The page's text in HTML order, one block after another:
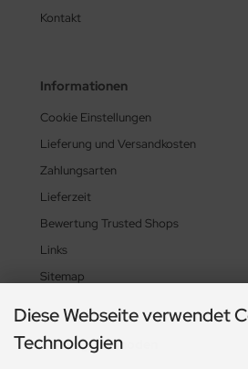
Kontakt
Informationen
Cookie Einstellungen
Lieferung und Versandkosten
Zahlungsarten
Lieferzeit
Bewertung Trusted Shops
Links
Sitemap
Zahlungsmethoden
Diese Webseite verwendet
Technologien